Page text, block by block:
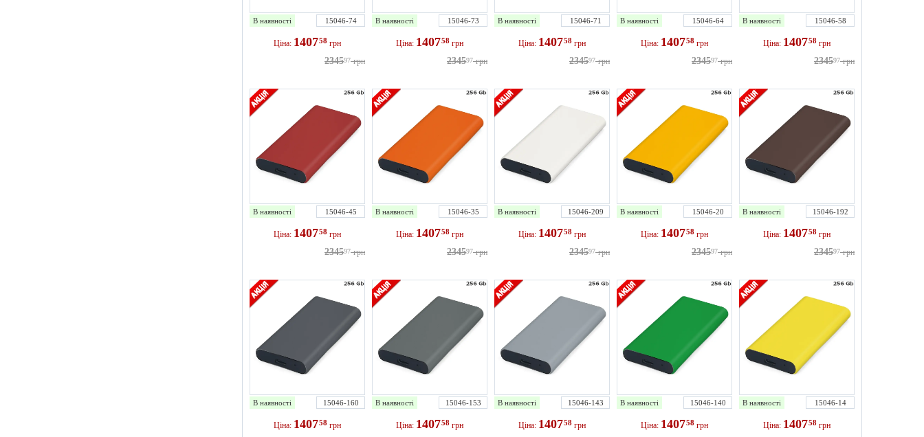
В наявності 15046-74
Ціна: 140758 грн
234597 грн
В наявності 15046-73
Ціна: 140758 грн
234597 грн
В наявності 15046-71
Ціна: 140758 грн
234597 грн
В наявності 15046-64
Ціна: 140758 грн
234597 грн
В наявності 15046-58
Ціна: 140758 грн
234597 грн
В наявності 15046-45
Ціна: 140758 грн
234597 грн
В наявності 15046-35
Ціна: 140758 грн
234597 грн
В наявності 15046-209
Ціна: 140758 грн
234597 грн
В наявності 15046-20
Ціна: 140758 грн
234597 грн
В наявності 15046-192
Ціна: 140758 грн
234597 грн
В наявності 15046-160
Ціна: 140758 грн
В наявності 15046-153
Ціна: 140758 грн
В наявності 15046-143
Ціна: 140758 грн
В наявності 15046-140
Ціна: 140758 грн
В наявності 15046-14
Ціна: 140758 грн